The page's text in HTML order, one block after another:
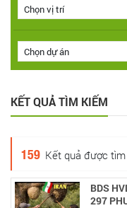
Chọn vị trí
Chọn dự án
KẾT QUẢ TÌM KIẾM
159 Kết quả được
BDS
297